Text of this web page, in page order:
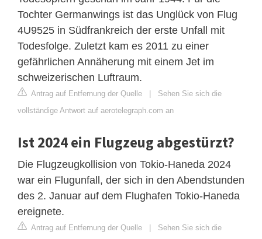
Tochter Germanwings ist das Unglück von Flug
4U9525 in Südfrankreich der erste Unfall mit
Todesfolge. Zuletzt kam es 2011 zu einer
gefährlichen Annäherung mit einem Jet im
schweizerischen Luftraum.
Antrag auf Entfernung der Quelle | Sehen Sie sich die
vollständige Antwort auf aerotelegraph.com an
Ist 2024 ein Flugzeug abgestürzt?
Die Flugzeugkollision von Tokio-Haneda 2024
war ein Flugunfall, der sich in den Abendstunden
des 2. Januar auf dem Flughafen Tokio-Haneda
ereignete.
Antrag auf Entfernung der Quelle | Sehen Sie sich die